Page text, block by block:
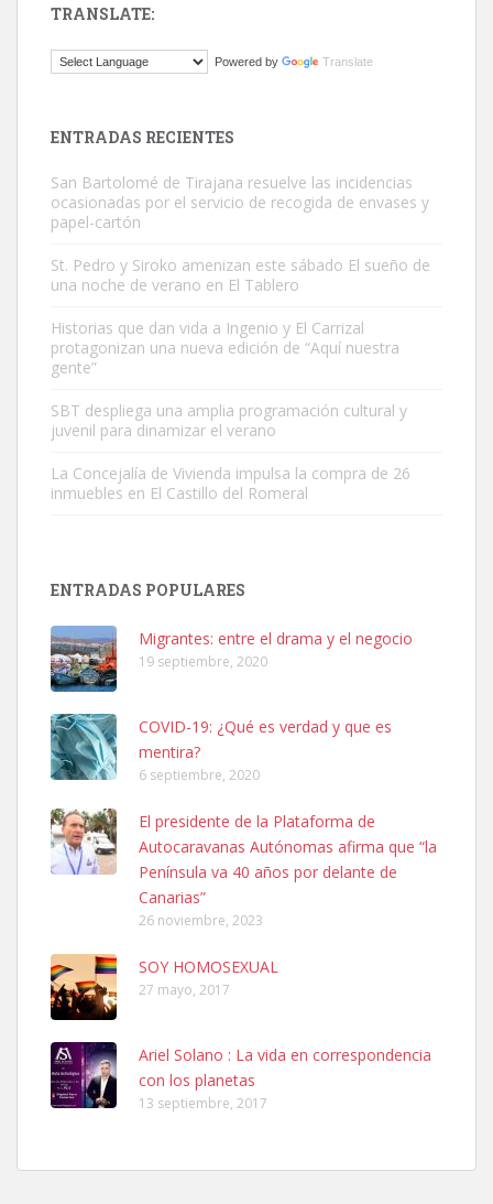
El ayuntamiento se va a llevar a Los Gatos callejeros de la zona los
Este gato macho ha aparecido en la calle hace menos de un mes,
es muy manso y extremadamente cari...
Leales.org » Gran Canaria
Leales.org » Gran Canaria
SHIBA PERDIDO AVDA JOSE MESA Y LOPEZ
PERRO MACHO RAZA SHIBA CON MICROCHIP PERDIDO HOY
06/07/2025 ZONA MESA Y LOPEZ. ES MUY ASUSTADIZO
Leales.org » Gran Canaria
6.7.2025
Ninfa perdida
El día 5 se los perdió una ninfa papillera, asustada tiene miedo a la
calle, se perdió por la zon...
TRANSLATE:
Powered by Translate
ENTRADAS RECIENTES
San Bartolomé de Tirajana resuelve las incidencias
ocasionadas por el servicio de recogida de envases y
papel-cartón
St. Pedro y Siroko amenizan este sábado El sueño de
una noche de verano en El Tablero
Historias que dan vida a Ingenio y El Carrizal
protagonizan una nueva edición de “Aquí nuestra
gente”
SBT despliega una amplia programación cultural y
juvenil para dinamizar el verano
La Concejalía de Vivienda impulsa la compra de 26
inmuebles en El Castillo del Romeral
ENTRADAS POPULARES
Migrantes: entre el drama y el negocio
19 septiembre, 2020
COVID-19: ¿Qué es verdad y que es
mentira?
6 septiembre, 2020
El presidente de la Plataforma de
Autocaravanas Autónomas afirma que “la
Península va 40 años por delante de
Canarias”
26 noviembre, 2023
SOY HOMOSEXUAL
27 mayo, 2017
Ariel Solano : La vida en correspondencia
con los planetas
13 septiembre, 2017